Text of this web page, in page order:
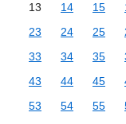
13
14 15
23
24 25
33
34 35
43
44 45
53
54 55